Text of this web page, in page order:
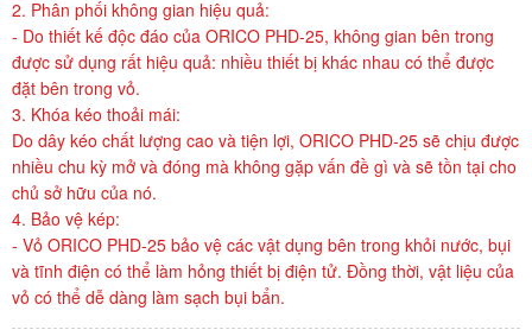
2. Phân phối không gian hiệu quả:
- Do thiết kế độc đáo của ORICO PHD-25, không gian bên trong
được sử dụng rất hiệu quả: nhiều thiết bị khác nhau có thể được
đặt bên trong vỏ.
3. Khóa kéo thoải mái:
Do dây kéo chất lượng cao và tiện lợi, ORICO PHD-25 sẽ chịu được
nhiều chu kỳ mở và đóng mà không gặp vấn đề gì và sẽ tồn tại cho
chủ sở hữu của nó.
4. Bảo vệ kép:
- Vỏ ORICO PHD-25 bảo vệ các vật dụng bên trong khỏi nước, bụi
và tĩnh điện có thể làm hỏng thiết bị điện tử. Đồng thời, vật liệu của
vỏ có thể dễ dàng làm sạch bụi bẩn.